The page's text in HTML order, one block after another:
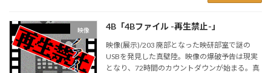
映像 4B「4Bファイル -再生禁止-」
映像(展示)/203 廃部となった映研部室で謎の
USBを発見した真壁陸。映像の爆破予告は現実
となり、72時間のカウントダウンが始まる。真